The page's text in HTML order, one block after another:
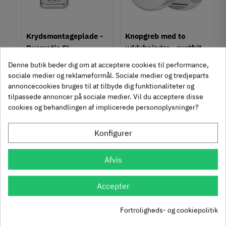
Type
Knopgreb
Stil
Klassisk
Tilstand Ny
Krydsmontageplade -
Duomatic SL -
329.87.510
9,25 kr-50%
63 Inkl. moms
Knopgreb med to
uddybninger - rustfrit
136.05.009
14,40 kr-60%
,76 Inkl. moms
Se også disse alternativer i stedet
Denne butik beder dig om at acceptere cookies til performance,
sociale medier og reklameformål. Sociale medier og tredjeparts
annoncecookies bruges til at tilbyde dig funktionaliteter og
tilpassede annoncer på sociale medier. Vil du acceptere disse
cookies og behandlingen af implicerede personoplysninger?
Konfigurer
Afvis
Accepter
Fortroligheds- og cookiepolitik